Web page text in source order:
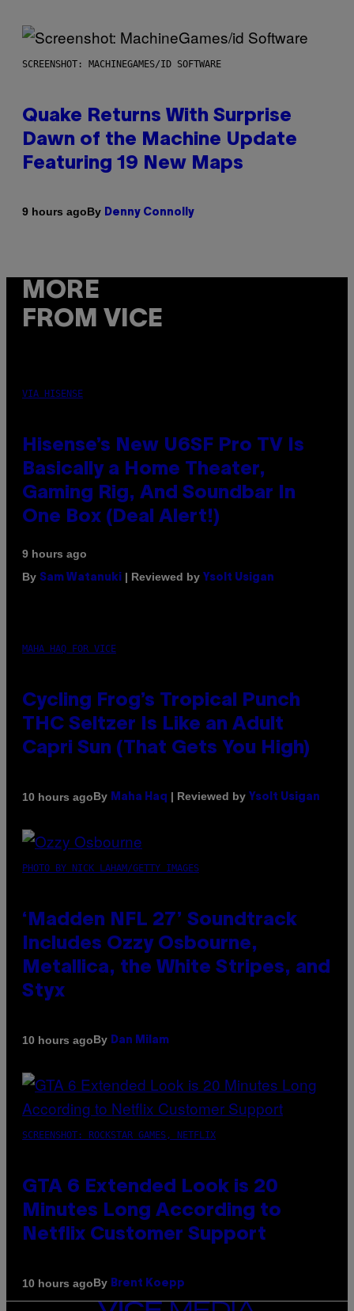
SCREENSHOT: MACHINEGAMES/ID SOFTWARE
Quake Returns With Surprise
Dawn of the Machine Update
Featuring 19 New Maps
9 hours agoBy Denny Connolly
MORE
FROM VICE
VIA HISENSE
Hisense’s New U6SF Pro TV Is
Basically a Home Theater,
Gaming Rig, And Soundbar In
One Box (Deal Alert!)
9 hours ago
By Sam Watanuki | Reviewed by Ysolt Usigan
MAHA HAQ FOR VICE
Cycling Frog’s Tropical Punch
THC Seltzer Is Like an Adult
Capri Sun (That Gets You High)
10 hours agoBy Maha Haq | Reviewed by Ysolt Usigan
PHOTO BY NICK LAHAM/GETTY IMAGES
‘Madden NFL 27’ Soundtrack
Includes Ozzy Osbourne,
Metallica, the White Stripes, and
Styx
10 hours agoBy Dan Milam
SCREENSHOT: ROCKSTAR GAMES, NETFLIX
GTA 6 Extended Look is 20
Minutes Long According to
Netflix Customer Support
10 hours agoBy Brent Koepp
VICE